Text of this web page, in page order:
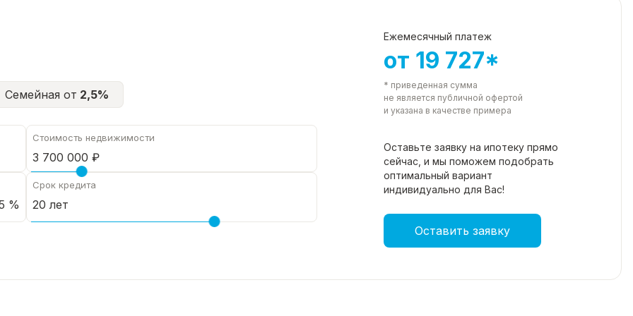
Семейная от 2,5%
Стоимость недвижимости
%
Срок кредита
Ежемесячный платеж
от 19 727*
* приведенная сумма
не является публичной офертой
и указана в качестве примера
Оставьте заявку на ипотеку прямо
сейчас, и мы поможем подобрать
оптимальный вариант
индивидуально для Вас!
Оставить заявку